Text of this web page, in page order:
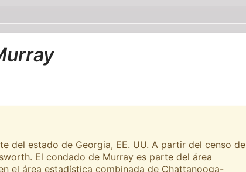
del estado de Georgia, EE. UU. A partir del censo de
El condado de Murray es parte del área
el área estadística combinada de Chattanooga-